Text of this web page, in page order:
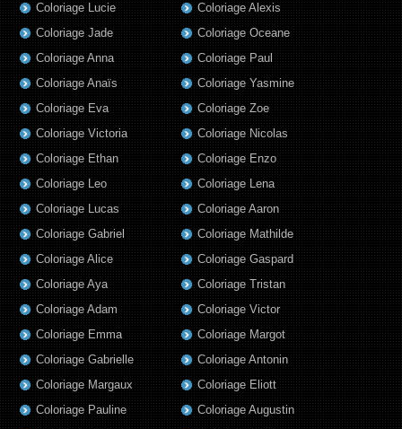
Coloriage Lucie
Coloriage Jade
Coloriage Anna
Coloriage Anaïs
Coloriage Eva
Coloriage Victoria
Coloriage Ethan
Coloriage Leo
Coloriage Lucas
Coloriage Gabriel
Coloriage Alice
Coloriage Aya
Coloriage Adam
Coloriage Emma
Coloriage Gabrielle
Coloriage Alexis
Coloriage Oceane
Coloriage Paul
Coloriage Yasmine
Coloriage Zoe
Coloriage Nicolas
Coloriage Enzo
Coloriage Lena
Coloriage Aaron
Coloriage Mathilde
Coloriage Gaspard
Coloriage Tristan
Coloriage Victor
Coloriage Margot
Coloriage Antonin
Coloriage Margaux
Coloriage Pauline
Coloriage Eliott
Coloriage Augustin